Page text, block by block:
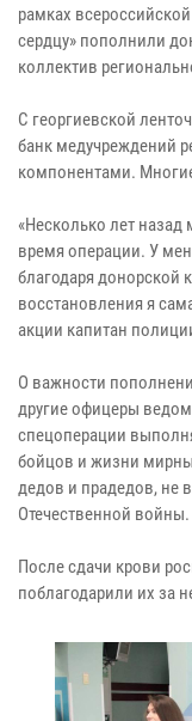
рамках
сердцу» пополнили
коллектив
С георгиевской
банк медучреждений
компонентами.
«Несколько лет
время операции. У
благодаря донорской
восстановления я
акции капитан
О важности
другие офицеры
спецоперации
бойцов и жизни
дедов и прадедов, не
Отечественной войны.
После сдачи крови
поблагодарили их за